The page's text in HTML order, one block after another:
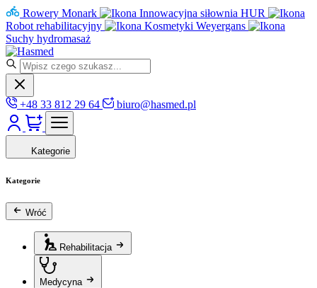
Rowery Monark
Innowacyjna siłownia HUR
Robot rehabilitacyjny
Kosmetyki Weyergans
Suchy hydromasaż
+48 33 812 29 64 biuro@hasmed.pl
Kategorie
Kategorie
Wróć
Rehabilitacja
Medycyna